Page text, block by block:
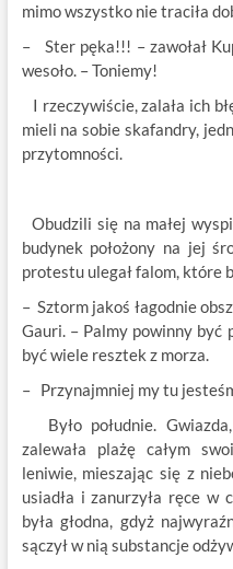
mimo wszystko nie traciła
– Ster pęka!!! – zawołał
wesoło. – Toniemy!
I rzeczywiście, zalała ich
mieli na sobie skafandry,
przytomności.
Obudzili się na małej
budynek położony na jej
protestu ulegał falom, które
– Sztorm jakoś łagodnie
Gauri. – Palmy powinny być
być wiele resztek z morza.
– Przynajmniej my tu
Było południe.
zalewała plażę całym
leniwie, mieszając się z
usiadła i zanurzyła ręce w
była głodna, gdyż
sączył w nią substancje